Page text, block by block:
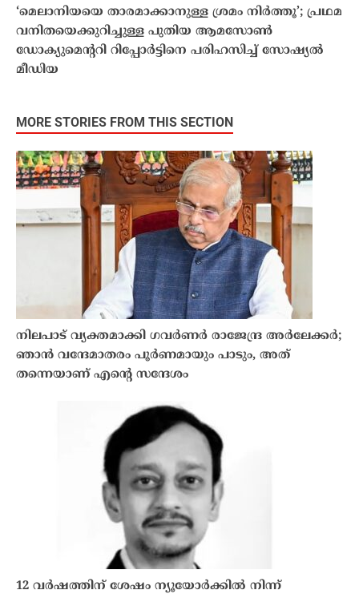
‘മെലാനിയയെ താരമാക്കാനുള്ള ശ്രമം നിർത്തൂ’; പ്രഥമ
വനിതയെക്കുറിച്ചുള്ള പുതിയ ആമസോൺ
ഡോക്യുമെന്ററി റിപ്പോർട്ടിനെ പരിഹസിച്ച് സോഷ്യൽ
മീഡിയ
MORE STORIES FROM THIS SECTION
നിലപാട് വ്യക്തമാക്കി ഗവർണർ രാജേന്ദ്ര അർലേക്കർ;
ഞാൻ വന്ദേമാതരം പൂർണമായും പാടും, അത്
തന്നെയാണ് എന്റെ സന്ദേശം
12 വർഷത്തിന് ശേഷം ന്യൂയോർക്കിൽ നിന്ന്